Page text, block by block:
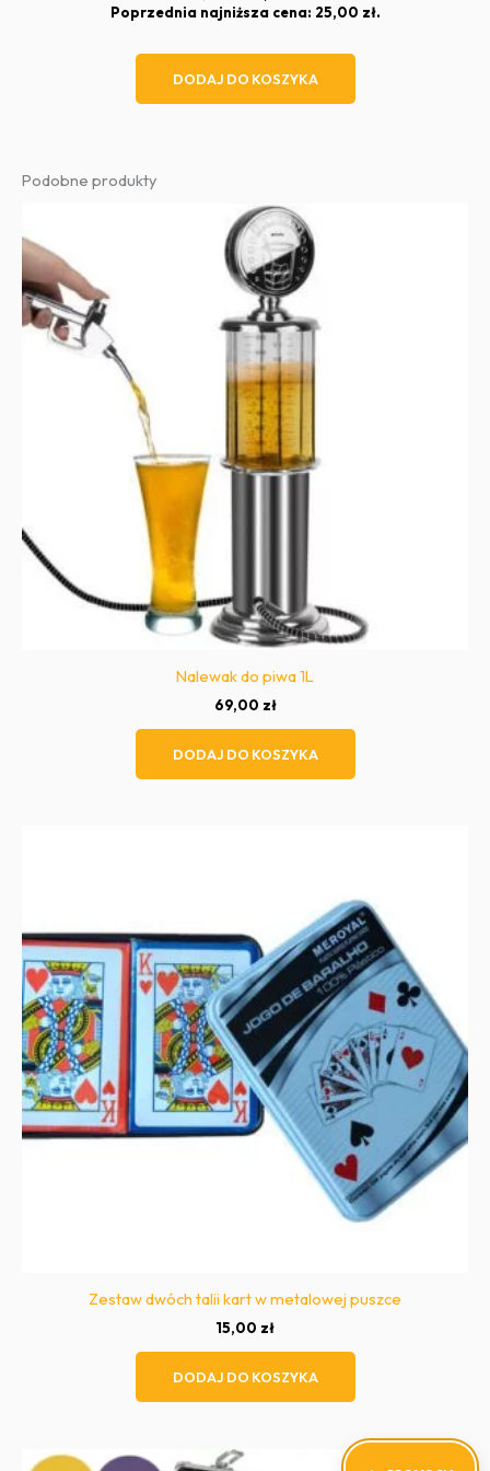
cena
cena
Poprzednia najniższa cena: 25,00 zł.
DODAJ DO KOSZYKA
Podobne produkty
Nalewak do piwa 1L
69,00 zł
DODAJ DO KOSZYKA
Zestaw dwóch talii kart w metalowej puszce
15,00 zł
DODAJ DO KOSZYKA